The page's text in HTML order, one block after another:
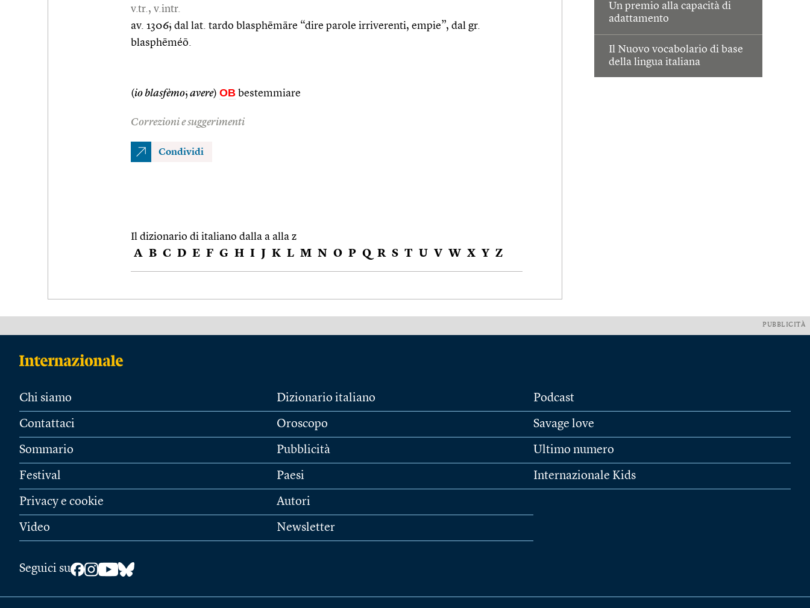
Un premio alla capacità di
adattamento
Il Nuovo vocabolario di base
della lingua italiana
v.tr., v.intr.
av. 1306; dal lat. tardo blasphēmāre “dire parole irriverenti, empie”, dal gr.
blasphēméō.
(io blasfèmo; avere) OB bestemmiare
Correzioni e suggerimenti
Condividi
Il dizionario di italiano dalla a alla z
A B C D E F G H I J K L M N O P Q R S T U V W X Y Z
PUBBLICITÀ
Chi siamo
Contattaci
Sommario
Festival
Privacy e cookie
Video
Dizionario italiano
Oroscopo
Pubblicità
Paesi
Autori
Newsletter
Podcast
Savage love
Ultimo numero
Internazionale Kids
Seguici su